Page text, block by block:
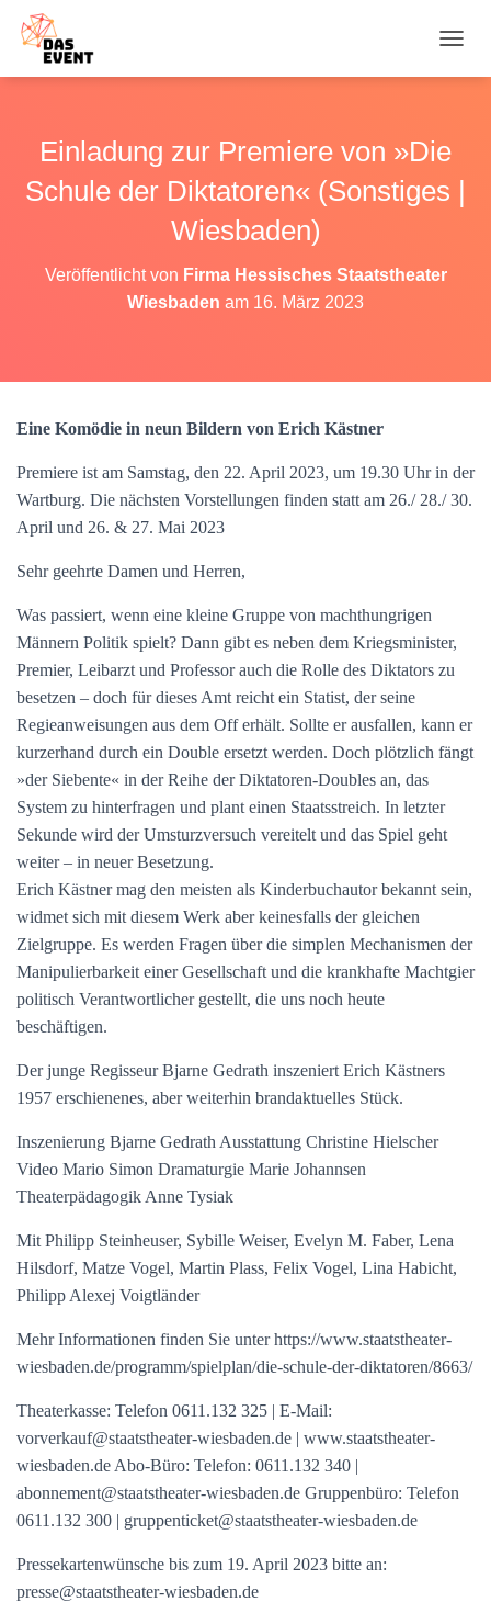
A
A
Einladung zur Premiere von »Die
Schule der Diktatoren« (Sonstiges |
Wiesbaden)
Veröffentlicht von Firma Hessisches Staatstheater
Wiesbaden am 16. März 2023
Eine Komödie in neun Bildern von Erich Kästner
Premiere ist am Samstag, den 22. April 2023, um 19.30 Uhr in der
Wartburg. Die nächsten Vorstellungen finden statt am 26./ 28./ 30.
April und 26. & 27. Mai 2023
Sehr geehrte Damen und Herren,
Was passiert, wenn eine kleine Gruppe von machthungrigen
Männern Politik spielt? Dann gibt es neben dem Kriegsminister,
Premier, Leibarzt und Professor auch die Rolle des Diktators zu
besetzen – doch für dieses Amt reicht ein Statist, der seine
Regieanweisungen aus dem Off erhält. Sollte er ausfallen, kann er
kurzerhand durch ein Double ersetzt werden. Doch plötzlich fängt
»der Siebente« in der Reihe der Diktatoren-Doubles an, das
System zu hinterfragen und plant einen Staatsstreich. In letzter
Sekunde wird der Umsturzversuch vereitelt und das Spiel geht
weiter – in neuer Besetzung.
Erich Kästner mag den meisten als Kinderbuchautor bekannt sein,
widmet sich mit diesem Werk aber keinesfalls der gleichen
Zielgruppe. Es werden Fragen über die simplen Mechanismen der
Manipulierbarkeit einer Gesellschaft und die krankhafte Machtgier
politisch Verantwortlicher gestellt, die uns noch heute
beschäftigen.
Der junge Regisseur Bjarne Gedrath inszeniert Erich Kästners
1957 erschienenes, aber weiterhin brandaktuelles Stück.
Inszenierung Bjarne Gedrath Ausstattung Christine Hielscher
Video Mario Simon Dramaturgie Marie Johannsen
Theaterpädagogik Anne Tysiak
Mit Philipp Steinheuser, Sybille Weiser, Evelyn M. Faber, Lena
Hilsdorf, Matze Vogel, Martin Plass, Felix Vogel, Lina Habicht,
Philipp Alexej Voigtländer
Mehr Informationen finden Sie unter https://www.staatstheater-
wiesbaden.de/programm/spielplan/die-schule-der-diktatoren/8663/
Theaterkasse: Telefon 0611.132 325 | E-Mail:
vorverkauf@staatstheater-wiesbaden.de | www.staatstheater-
wiesbaden.de Abo-Büro: Telefon: 0611.132 340 |
abonnement@staatstheater-wiesbaden.de Gruppenbüro: Telefon
0611.132 300 | gruppenticket@staatstheater-wiesbaden.de
Pressekartenwünsche bis zum 19. April 2023 bitte an:
presse@staatstheater-wiesbaden.de